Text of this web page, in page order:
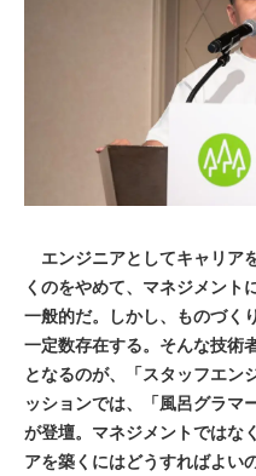
エンジニアとしてキャリア
くのをやめて、マネジメント
一般的だ。しかし、ものづく
一定数存在する。そんな技術
となるのが、「スタッフエン
ッションでは、「風呂グラマ
が登壇。マネジメントではな
アを築くにはどうすればよい